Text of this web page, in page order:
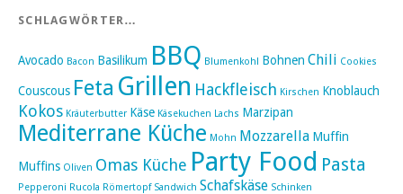
SCHLAGWÖRTER…
Avocado Bacon Basilikum BBQ Blumenkohl Bohnen Chili Cookies
Couscous Feta Grillen Hackfleisch Kirschen Knoblauch
Kokos Kräuterbutter Käse Käsekuchen Lachs Marzipan
Mediterrane Küche Mohn Mozzarella Muffin
Muffins Oliven Omas Küche Party Food Pasta
Pepperoni Rucola Römertopf Sandwich Schafskäse Schinken